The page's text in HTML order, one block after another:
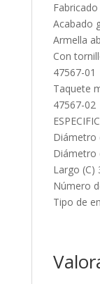
Acabado
Armella
Con
47567-01
Taquete
47567-02
Diámetro
Diámetro
Largo (C)
Número
Tipo de